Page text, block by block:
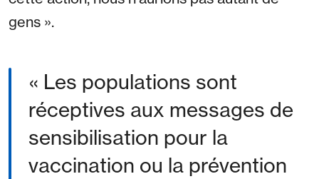
gens ».
« Les populations sont
réceptives aux messages de
sensibilisation pour la
vaccination ou la prévention